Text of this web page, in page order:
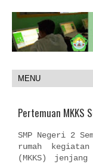
Pertemuan MKKS
SMP Negeri 2
rumah
(MKKS) jenjang